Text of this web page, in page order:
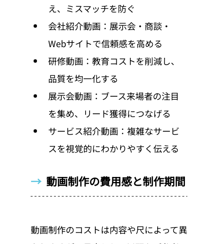
え、ミスマッチを防ぐ
会社紹介動画：展示会・商談・
Webサイトで信頼感を高める
研修動画：教育コストを削減し、
品質を均一化する
展示会動画：ブース来場者の注目
を集め、リード獲得につなげる
サービス紹介動画：複雑なサービ
スを視覚的にわかりやすく伝える
→ 動画制作の費用感と制作期間
動画制作のコストは内容や尺によって異